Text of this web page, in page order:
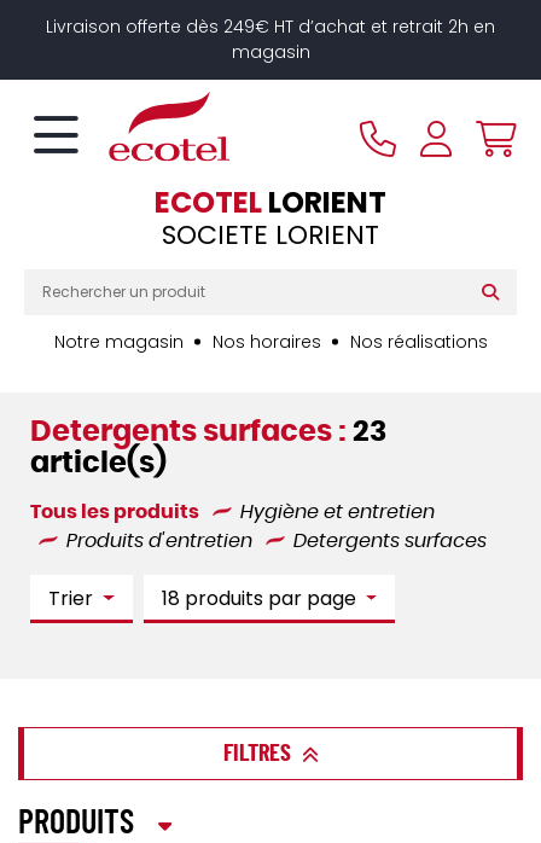
Livraison offerte dès 249€ HT d’achat et retrait 2h en
magasin
ECOTELLORIENT
SOCIETE LORIENT
Notre magasin Nos horaires Nos réalisations
Detergents surfaces : 23
article(s)
Tous les produits
Hygiène et entretien
Produits d'entretien
Detergents surfaces
Trier 18 produits par page
FILTRES
PRODUITS
Panneau de gestion des cookies